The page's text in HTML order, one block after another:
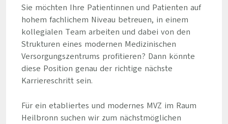
Sie möchten Ihre Patientinnen und Patienten auf
hohem fachlichem Niveau betreuen, in einem
kollegialen Team arbeiten und dabei von den
Strukturen eines modernen Medizinischen
Versorgungszentrums profitieren? Dann könnte
diese Position genau der richtige nächste
Karriereschritt sein.
Für ein etabliertes und modernes MVZ im Raum
Heilbronn suchen wir zum nächstmöglichen